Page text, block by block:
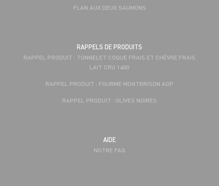
FLAN AUX DEUX SAUMONS
RAPPELS DE PRODUITS
RAPPEL PRODUIT : TONNELET COQUE FRAIS ET CHÈVRE FRAIS
LAIT CRU 140G
RAPPEL PRODUIT : FOURME MONTBRISON AOP
RAPPEL PRODUIT : OLIVES NOIRES
AIDE
NOTRE FAQ